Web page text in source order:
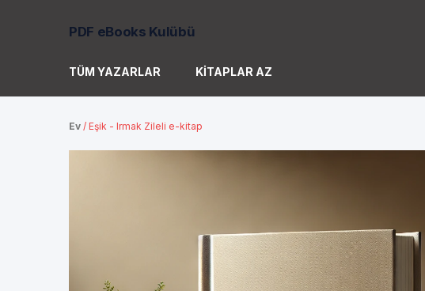
PDF eBooks Kulübü
TÜM YAZARLAR KITAPLAR AZ
Ev / Eşik - Irmak Zileli e-kitap